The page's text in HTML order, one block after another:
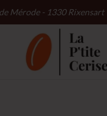
Mérode - 1330 Rixensart